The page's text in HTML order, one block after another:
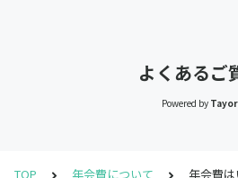
よくあるご
Powered by
TOP 年会費について 年会費は